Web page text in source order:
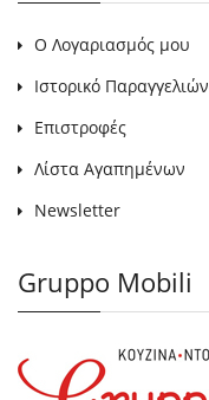
Ο Λογαριασμός μου
Ιστορικό Παραγγελιών
Επιστροφές
Λίστα Αγαπημένων
Newsletter
Gruppo Mobili